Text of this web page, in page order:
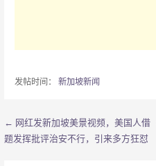
发帖时间： 新加坡新闻
文
← 网红发新加坡美景视频，美国人借
题发挥批评治安不行，引来多方狂怼